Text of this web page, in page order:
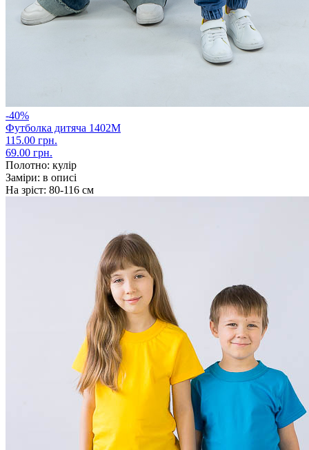
-40%
Футболка дитяча 1402М
115.00 грн.
69.00 грн.
Полотно: кулір
Заміри: в описі
На зріст: 80-116 см